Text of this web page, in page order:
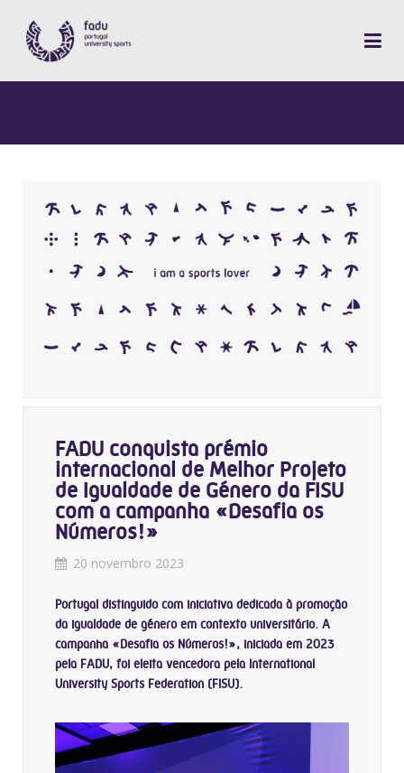
FADU conquista prémio
internacional de Melhor Projeto
de Igualdade de Género da FISU
com a campanha «Desafia os
Números!»
20 novembro 2023
Portugal distinguido com iniciativa dedicada à promoção
da igualdade de género em contexto universitário. A
campanha «Desafia os Números!», iniciada em 2023
pela FADU, foi eleita vencedora pela International
University Sports Federation (FISU).